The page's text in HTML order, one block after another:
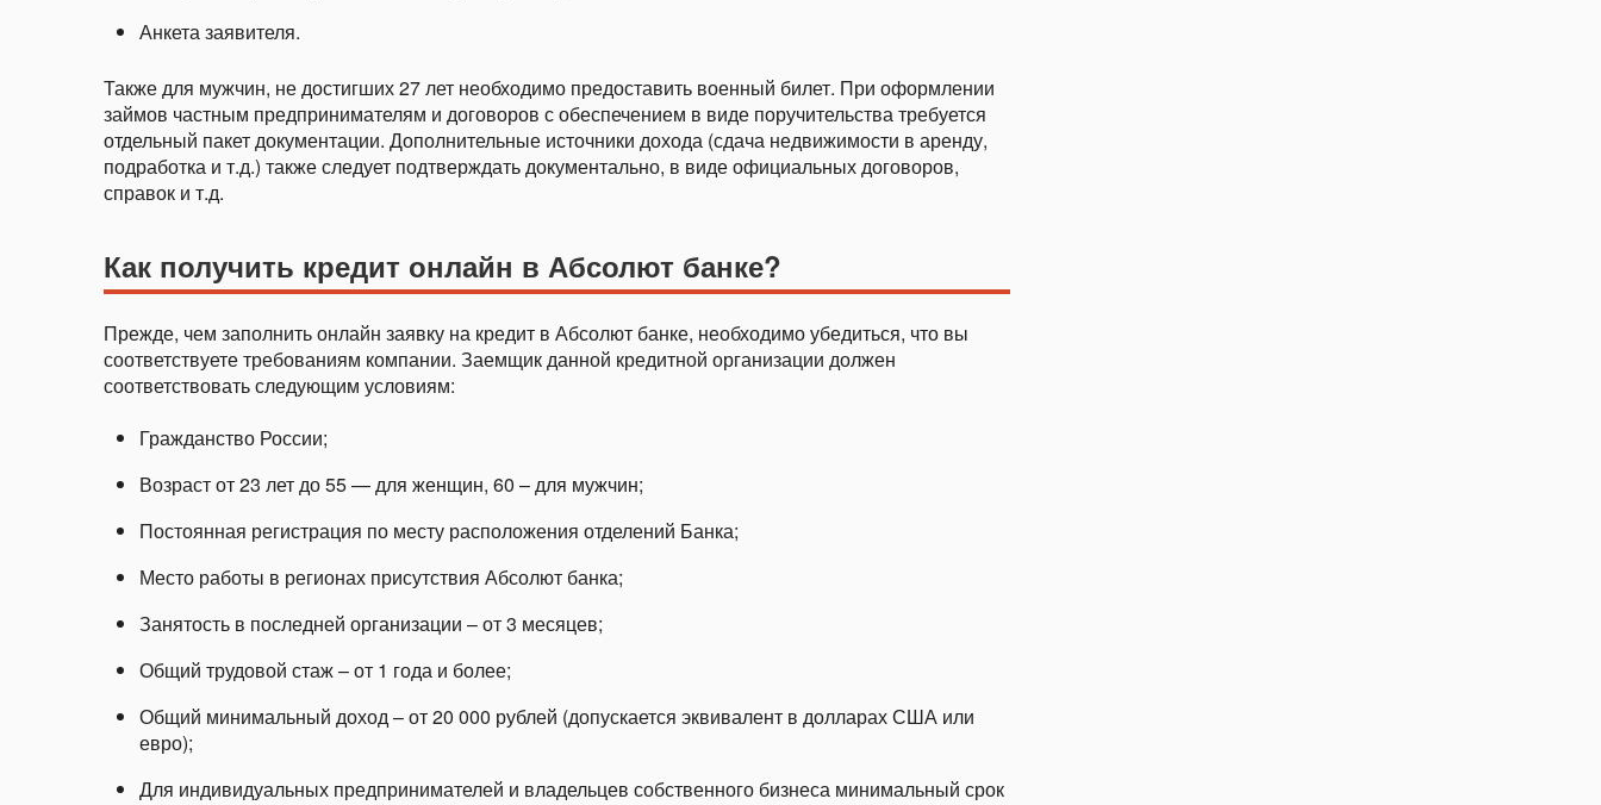
Анкета заявителя.
Также для мужчин, не достигших 27 лет необходимо предоставить военный билет. При оформлении
займов частным предпринимателям и договоров с обеспечением в виде поручительства требуется
отдельный пакет документации. Дополнительные источники дохода (сдача недвижимости в аренду,
подработка и т.д.) также следует подтверждать документально, в виде официальных договоров,
справок и т.д.
Как получить кредит онлайн в Абсолют банке?
Прежде, чем заполнить онлайн заявку на кредит в Абсолют банке, необходимо убедиться, что вы
соответствуете требованиям компании. Заемщик данной кредитной организации должен
соответствовать следующим условиям:
Гражданство России;
Возраст от 23 лет до 55 — для женщин, 60 – для мужчин;
Постоянная регистрация по месту расположения отделений Банка;
Место работы в регионах присутствия Абсолют банка;
Занятость в последней организации – от 3 месяцев;
Общий трудовой стаж – от 1 года и более;
Общий минимальный доход – от 20 000 рублей (допускается эквивалент в долларах США или
евро);
Для индивидуальных предпринимателей и владельцев собственного бизнеса минимальный срок